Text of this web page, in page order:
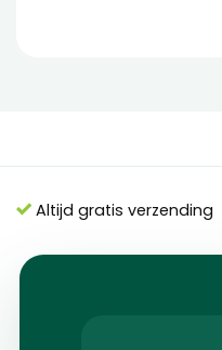
Altijd gratis verzending